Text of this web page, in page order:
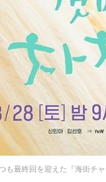
も最終回を迎えた『海街チ